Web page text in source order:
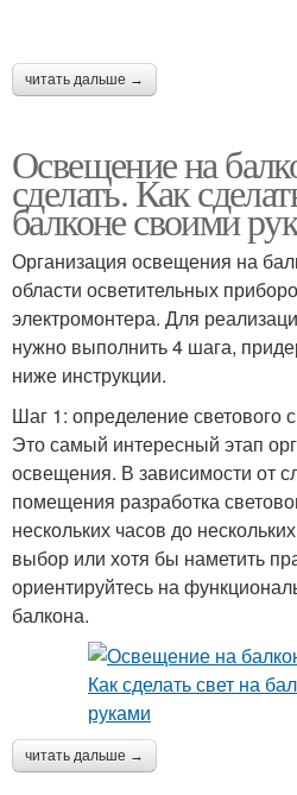
читать дальше →
Освещение на
сделать. Как
балконе своими
Организация освещения на
области осветительных
электромонтера. Для
нужно выполнить 4 шага,
ниже инструкции.
Шаг 1: определение светового
Это самый интересный этап
освещения. В зависимости от
помещения разработка
нескольких часов до
выбор или хотя бы наметить
ориентируйтесь на
балкона.
читать дальше →